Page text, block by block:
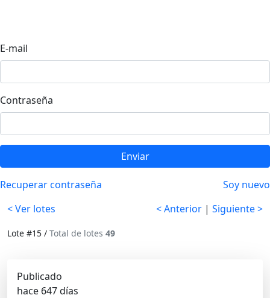
E-mail
Contraseña
Enviar
Recuperar contraseña
Soy nuevo
< Ver lotes
< Anterior | Siguiente >
Lote #15 / Total de lotes 49
Publicado
hace 647 días